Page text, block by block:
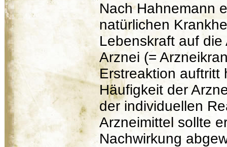
Nach Hahnemann
natürlichen
Lebenskraft auf
Arznei (=
Erstreaktion auftritt
Häufigkeit der
der individuellen
Arzneimittel sollte
Nachwirkung